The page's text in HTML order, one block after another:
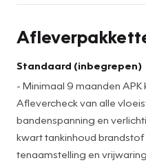
snel, simpel en overal via
snel waar u moet zijn. De
uitkomst onderweg. Voor
een druk op de knop
zenderstation met de
Parkeersensoren
uitparkeren. Deze Peugeot
Standaard (inbegrepen)
- Minimaal 9 maanden APK
Aflevercheck van alle
bandenspanning en
kwart tankinhoud brandstof
tenaamstelling en